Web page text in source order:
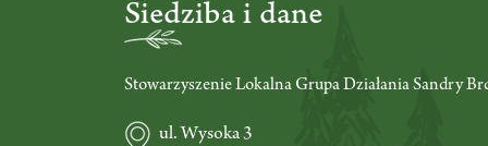
Siedziba i dane
Stowarzyszenie Lokalna Grupa Działania Sandry
ul. Wysoka 3